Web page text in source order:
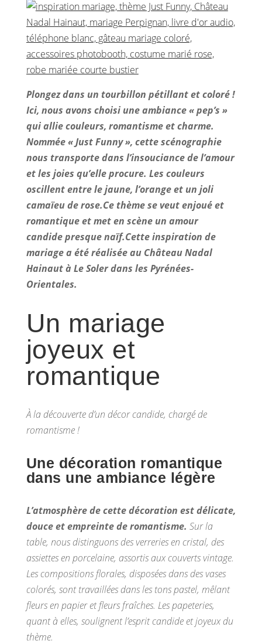
Plongez dans un tourbillon pétillant et coloré !
Ici, nous avons choisi une ambiance « pep’s »
qui allie couleurs, romantisme et charme.
Nommée « Just Funny », cette scénographie
nous transporte dans l’insouciance de l’amour
et les joies qu’elle procure. Les couleurs
oscillent entre le jaune, l’orange et un joli
camaïeu de rose.Ce thème se veut enjoué et
romantique et met en scène un amour
candide presque naïf.Cette inspiration de
mariage a été réalisée au Château Nadal
Hainaut à Le Soler dans les Pyrénées-
Orientales.
Un mariage
joyeux et
romantique
À la découverte d’un décor candide, chargé de
romantisme !
Une décoration romantique
dans une ambiance légère
L’atmosphère de cette décoration est délicate,
douce et empreinte de romantisme. Sur la
table, nous distinguons des verreries en cristal, des
assiettes en porcelaine, assortis aux couverts vintage.
Les compositions florales, disposées dans des vases
colorés, sont travaillées dans les tons pastel, mêlant
fleurs en papier et fleurs fraîches. Les papeteries,
quant à elles, soulignent l’esprit candide et joyeux du
thème.